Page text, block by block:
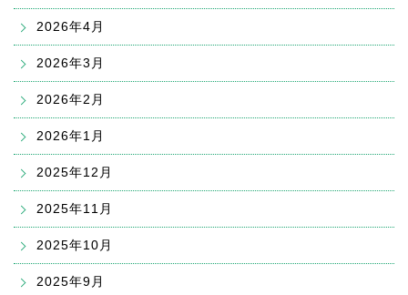
2026年4月
2026年3月
2026年2月
2026年1月
2025年12月
2025年11月
2025年10月
2025年9月